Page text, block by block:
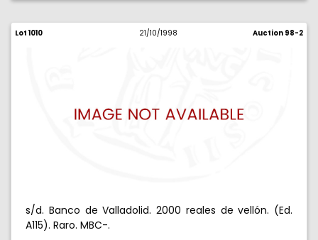
Lot 1010 21/10/1998 Auction 98-2
s/d. Banco de Valladolid. 2000 reales de vellón. (Ed.
A115). Raro. MBC-.